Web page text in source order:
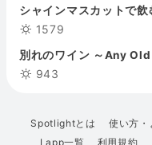
シャインマスカットで飲
1579
別れのワイン ～Any
943
Spotlightとは 使い方・
Lapp一覧
利用規約